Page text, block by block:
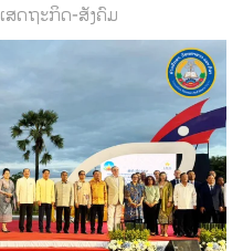
ເສດຖະກິດ-ສັງຄົມ